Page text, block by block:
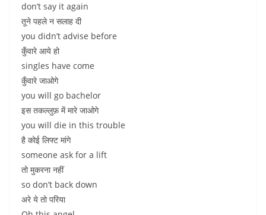
don’t say it again
तूने पहले न सलाह दी
you didn’t advise before
कुँवारे आये हो
singles have come
कुँवारे जाओगे
you will go bachelor
इस तकल्लुफ़ में मारे जाओगे
you will die in this trouble
है कोई लिफ्ट मांगे
someone ask for a lift
तो मुकरना नहीं
so don’t back down
अरे ये तो परिया